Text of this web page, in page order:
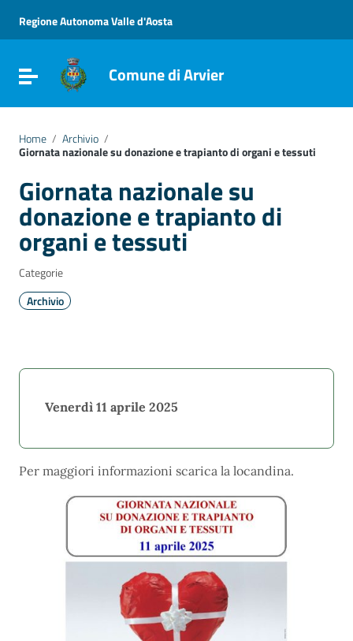
Vai al menu di navigazione
Vai al footer
Regione Autonoma Valle d'Aosta
Attiva / disattiva la navigazione
Comune di Arvier
Home / Archivio /
Giornata nazionale su donazione e trapianto di organi e tessuti
Giornata nazionale su
donazione e trapianto di
organi e tessuti
Categorie
Archivio
Venerdì 11 aprile 2025
Per maggiori informazioni scarica la locandina.